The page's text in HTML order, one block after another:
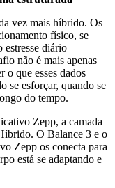
vez mais híbrido. Os
físico, se
estresse diário —
não é mais apenas
o que esses dados
se esforçar, quando se
do tempo.
Zepp, a camada
O Balance 3 e o
Zepp os conecta para
está se adaptando e